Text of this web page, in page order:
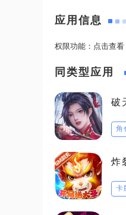
应用信息
权限功能： 点击查看
同类型应用
破
角
炸
卡